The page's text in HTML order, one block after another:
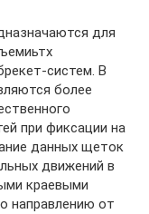
для
систем. В
более
при фиксации на
данных щеток
движений в
краевыми
направлению от